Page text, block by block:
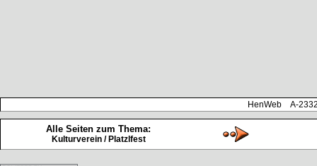
HenWeb A-
Alle Seiten zum Thema:
Kulturverein / Platzlfest